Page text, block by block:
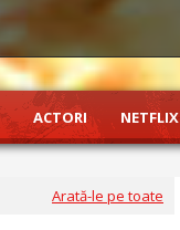
ACTORI NETFLIX
Arată-le pe toate